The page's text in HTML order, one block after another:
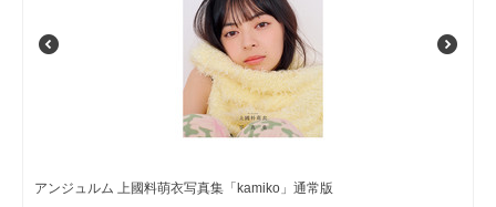
アンジュルム 上國料萌衣写真集「kamiko」通常版